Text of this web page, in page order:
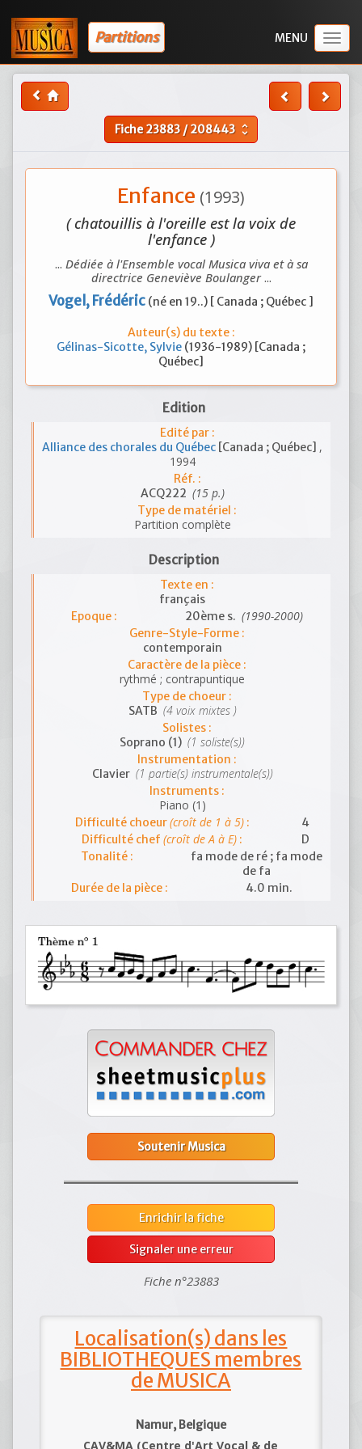
Partitions
Fiche23883/208443 unfold_more
Enfance (1993)
( chatouillis à l'oreille est la voix de
l'enfance )
... Dédiée à l'Ensemble vocal Musica viva et à sa
directrice Geneviève Boulanger...
Vogel, Frédéric (né en 19..) [ Canada ; Québec ]
Auteur(s) du texte :
Gélinas-Sicotte, Sylvie (1936-1989) [Canada ;
Québec]
Edition
Edité par :
Alliance des chorales du Québec [Canada ; Québec] ,
1994
Réf. :
ACQ222 (15 p.)
Type de matériel :
Partition complète
Description
Texte en :
français
Epoque :
20ème s. (1990-2000)
Genre-Style-Forme :
contemporain
Caractère de la pièce :
rythmé ; contrapuntique
Type de choeur :
SATB (4 voix mixtes )
Solistes :
Soprano (1) (1 soliste(s))
Instrumentation :
Clavier (1 partie(s) instrumentale(s))
Instruments :
Piano (1)
Difficulté choeur(croît de 1 à 5):
4
Difficulté chef(croît de A à E) :
D
Tonalité :
fa mode de ré ; fa mode
de fa
Durée de la pièce :
4.0 min.
Soutenir Musica
Enrichir la fiche
Signaler une erreur
Fiche n°23883
Localisation(s) dans les
BIBLIOTHEQUES membres
de MUSICA
Namur, Belgique
CAV&MA (Centre d'Art Vocal & de